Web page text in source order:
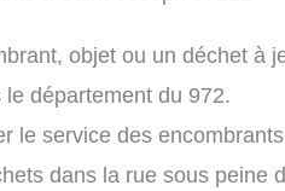
objet ou un déchet à
département du 972.
le service des
dans la rue sous peine